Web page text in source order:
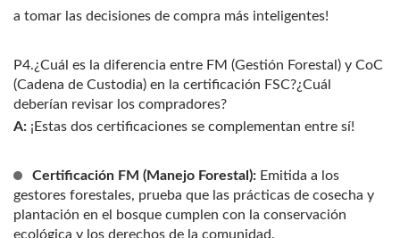
a tomar las decisiones de compra más inteligentes!
P4.¿Cuál es la diferencia entre FM (Gestión Forestal) y CoC
(Cadena de Custodia) en la certificación FSC?¿Cuál
deberían revisar los compradores?
A: ¡Estas dos certificaciones se complementan entre sí!
Certificación FM (Manejo Forestal): Emitida a los
gestores forestales, prueba que las prácticas de cosecha y
plantación en el bosque cumplen con la conservación
ecológica y los derechos de la comunidad.